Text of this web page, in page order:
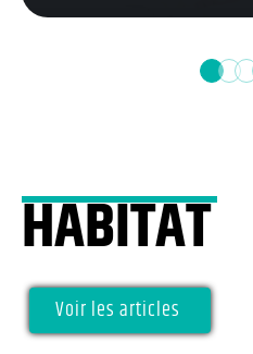
HABITAT
Voir les articles